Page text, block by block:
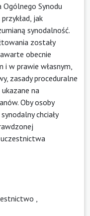
Synodu
jak
synodalność.
zostały
obecnie
w prawie własnym,
zasady proceduralne
na
Oby osoby
chciały